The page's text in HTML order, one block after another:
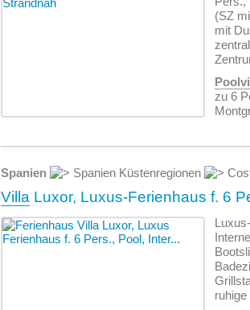
(SZ
mit
zu 6
Spanien Spanien Küstenregionen
Villa Luxor, Luxus-Ferienhaus f. 6